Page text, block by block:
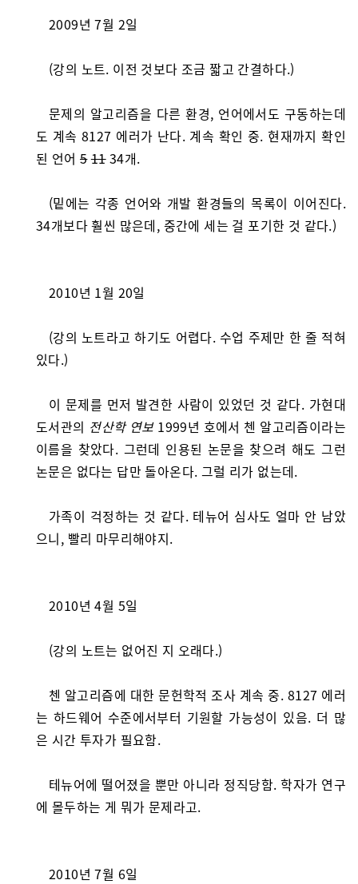
2009년 7월 2일
(강의 노트. 이전 것보다 조금 짧고 간결하다.)
문제의 알고리즘을 다른 환경, 언어에서도 구동하는데
도 계속 8127 에러가 난다. 계속 확인 중. 현재까지 확인
된 언어 51134개.
(밑에는 각종 언어와 개발 환경들의 목록이 이어진다.
34개보다 훨씬 많은데, 중간에 세는 걸 포기한 것 같다.)
2010년 1월 20일
(강의 노트라고 하기도 어렵다. 수업 주제만 한 줄 적혀
있다.)
이 문제를 먼저 발견한 사람이 있었던 것 같다. 가현대
도서관의 전산학 연보1999년 호에서 첸 알고리즘이라는
이름을 찾았다. 그런데 인용된 논문을 찾으려 해도 그런
논문은 없다는 답만 돌아온다. 그럴 리가 없는데.
가족이 걱정하는 것 같다. 테뉴어 심사도 얼마 안 남았
으니, 빨리 마무리해야지.
2010년 4월 5일
(강의 노트는 없어진 지 오래다.)
첸 알고리즘에 대한 문헌학적 조사 계속 중. 8127 에러
는 하드웨어 수준에서부터 기원할 가능성이 있음. 더 많
은 시간 투자가 필요함.
테뉴어에 떨어졌을 뿐만 아니라 정직당함. 학자가 연구
에 몰두하는 게 뭐가 문제라고.
2010년 7월 6일